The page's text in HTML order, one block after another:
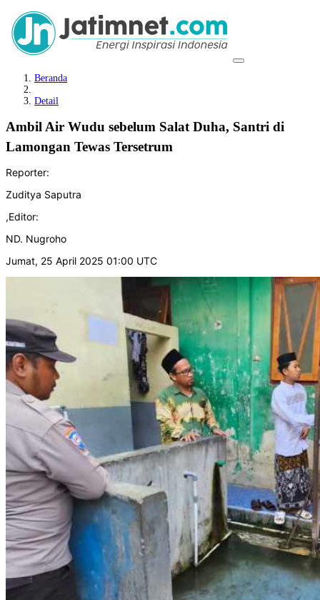
Beranda
Detail
Ambil Air Wudu sebelum Salat Duha, Santri di
Lamongan Tewas Tersetrum
Reporter:
Zuditya Saputra
,Editor:
ND. Nugroho
Jumat, 25 April 2025 01:00 UTC